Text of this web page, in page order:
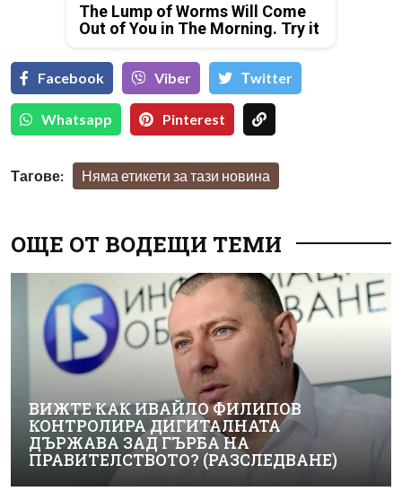
The Lump of Worms Will Come
Out of You in The Morning. Try it
Facebook Viber Тwitter
Whatsapp Pinterest
Тагове: Няма етикети за тази новина
ОЩЕ ОТ ВОДЕЩИ ТЕМИ
ВИЖТЕ КАК ИВАЙЛО ФИЛИПОВ
КОНТРОЛИРА ДИГИТАЛНАТА
ДЪРЖАВА ЗАД ГЪРБА НА
ПРАВИТЕЛСТВОТО? (РАЗСЛЕДВАНЕ)